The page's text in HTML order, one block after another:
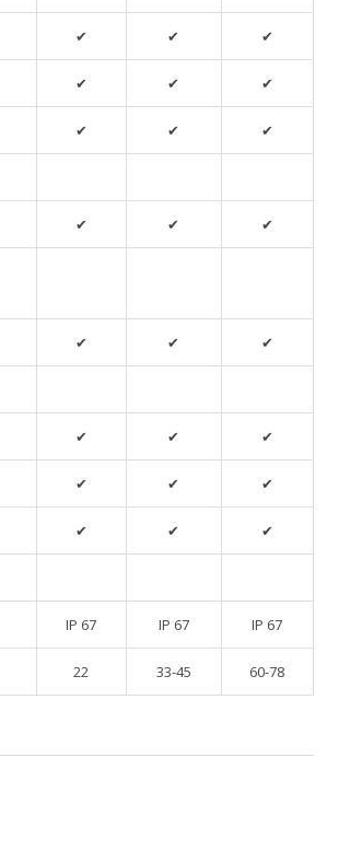
✔ ✔ ✔
✔ ✔ ✔
✔ ✔ ✔
✔ ✔ ✔
✔ ✔ ✔
✔ ✔ ✔
✔ ✔ ✔
✔ ✔ ✔
IP 67 IP 67 IP 67
22 33-45 60-78